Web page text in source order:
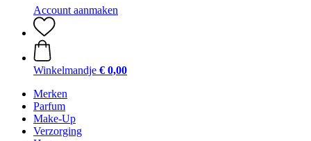
Account aanmaken
Winkelmandje € 0,00
Merken
Parfum
Make-Up
Verzorging